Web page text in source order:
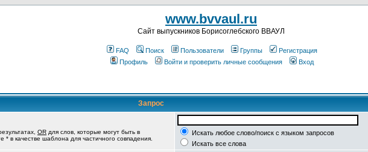
www.bvvaul.ru
Cайт выпускников Борисоглебского ВВАУЛ
FAQ Поиск Пользователи Группы
Регистрация
Профиль
Войти и проверить личные сообщения Вход
Запрос
OR для слов, которые могут быть в
* в качестве шаблона для частичного совпадения.
Искать любое слово/поиск с языком запросов
Искать все слова